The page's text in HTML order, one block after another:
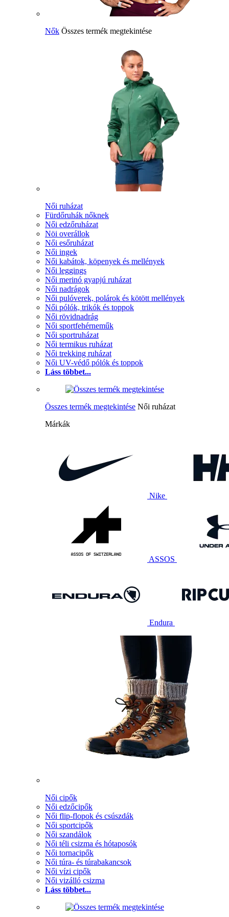
Nők Összes termék megtekintése
Női ruházat
Fürdőruhák nőknek
Női edzőruházat
Nöi overállok
Női esőruházat
Női ingek
Női kabátok, köpenyek és mellények
Női leggings
Női merinó gyapjú ruházat
Női nadrágok
Női pulóverek, polárok és kötött mellények
Női pólók, trikók és toppok
Női rövidnadrág
Női sportfehérneműk
Női sportruházat
Női termikus ruházat
Női trekking ruházat
Női UV-védő pólók és toppok
Láss többet...
Összes termék megtekintése Női ruházat
Márkák
Nike
ASSOS
Endura
Női cipők
Női edzőcipők
Női flip-flopok és csúszdák
Női sportcipők
Női szandálok
Női téli csizma és hótaposók
Női tornacipők
Női túra- és túrabakancsok
Női vízi cipők
Női vizálló csizma
Láss többet...